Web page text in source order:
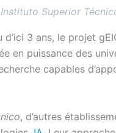
Instituto Superior
3 ans, le projet
en puissance des
capables
, d’autres